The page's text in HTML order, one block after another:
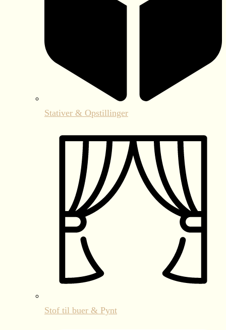
Stativer & Opstillinger
Stof til buer & Pynt